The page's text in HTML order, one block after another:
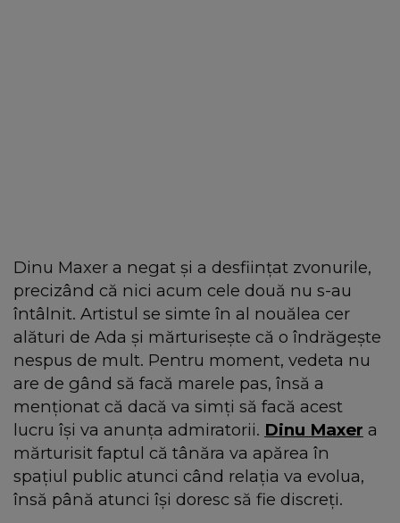
Dinu Maxer a negat și a desființat zvonurile,
precizând că nici acum cele două nu s-au
întâlnit. Artistul se simte în al nouălea cer
alături de Ada și mărturisește că o îndrăgește
nespus de mult. Pentru moment, vedeta nu
are de gând să facă marele pas, însă a
menționat că dacă va simți să facă acest
lucru își va anunța admiratorii. Dinu Maxer a
mărturisit faptul că tânăra va apărea în
spațiul public atunci când relația va evolua,
însă până atunci își doresc să fie discreți.